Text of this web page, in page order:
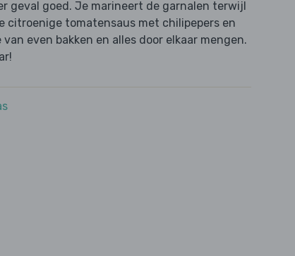
geval goed. Je marineert de garnalen terwijl
citroenige tomatensaus met chilipepers en
even bakken en alles door elkaar mengen.